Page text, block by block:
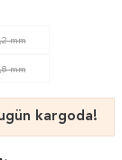
mm
mm
kargoda!